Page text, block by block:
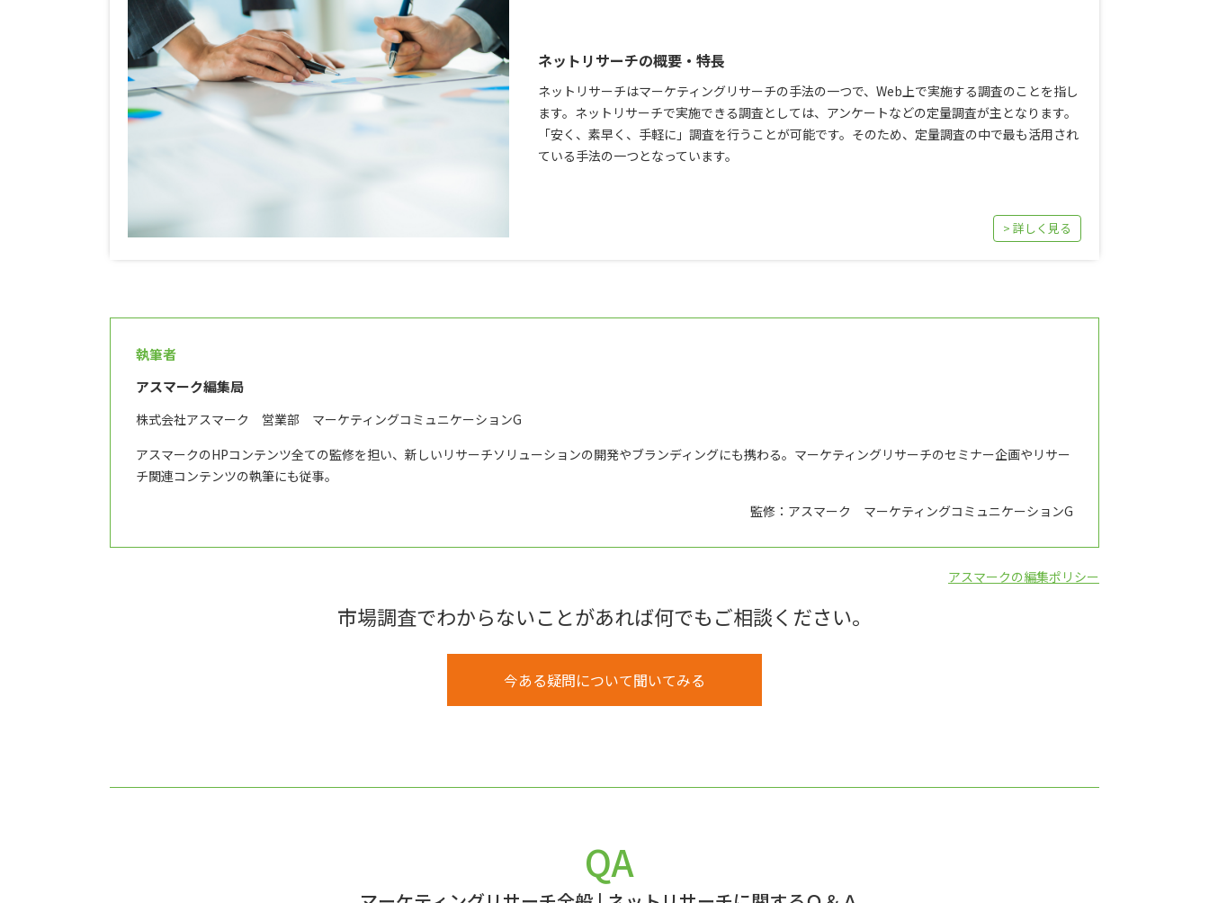
ネットリサーチの概要・特長
ネットリサーチはマーケティングリサーチの手法の一つで、Web上で実施する調査のことを指し
ます。ネットリサーチで実施できる調査としては、アンケートなどの定量調査が主となります。
「安く、素早く、手軽に」調査を行うことが可能です。そのため、定量調査の中で最も活用され
ている手法の一つとなっています。
> 詳しく見る
執筆者
アスマーク編集局
株式会社アスマーク 営業部 マーケティングコミュニケーションG
アスマークのHPコンテンツ全ての監修を担い、新しいリサーチソリューションの開発やブランディングにも携わる。マーケティングリサーチのセミナー企画やリサー
チ関連コンテンツの執筆にも従事。
監修：アスマーク マーケティングコミュニケーションG
アスマークの編集ポリシー
市場調査でわからないことがあれば何でもご相談ください。
今ある疑問について聞いてみる
QA